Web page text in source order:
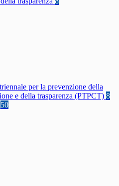
per la prevenzione della
e della trasparenza (PTPCT) 8
50